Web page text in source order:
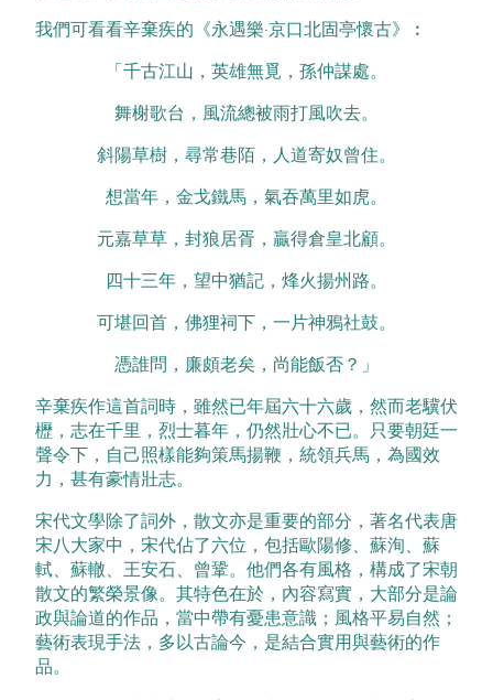
我們可看看辛棄疾的《永遇樂·京口北固亭懷古》︰
「千古江山，英雄無覓，孫仲謀處。
舞榭歌台，風流總被雨打風吹去。
斜陽草樹，尋常巷陌，人道寄奴曾住。
想當年，金戈鐵馬，氣吞萬里如虎。
元嘉草草，封狼居胥，贏得倉皇北顧。
四十三年，望中猶記，烽火揚州路。
可堪回首，佛狸祠下，一片神鴉社鼓。
憑誰問，廉頗老矣，尚能飯否？」
辛棄疾作這首詞時，雖然已年屆六十六歲，然而老驥伏
櫪，志在千里，烈士暮年，仍然壯心不已。只要朝廷一
聲令下，自己照樣能夠策馬揚鞭，統領兵馬，為國效
力，甚有豪情壯志。
宋代文學除了詞外，散文亦是重要的部分，著名代表唐
宋八大家中，宋代佔了六位，包括歐陽修、蘇洵、蘇
軾、蘇轍、王安石、曾鞏。他們各有風格，構成了宋朝
散文的繁榮景像。其特色在於，內容寫實，大部分是論
政與論道的作品，當中帶有憂患意識；風格平易自然；
藝術表現手法，多以古論今，是結合實用與藝術的作
品。